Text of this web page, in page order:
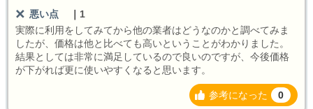
悪い点
1
実際に利用をしてみてから他の業者はどうなのかと調べてみま
したが、価格は他と比べても高いということがわかりました。
結果としては非常に満足しているので良いのですが、今後価格
が下がれば更に使いやすくなると思います。
参考になった 0